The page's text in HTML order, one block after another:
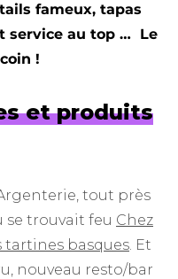
fameux, tapas
service au top … Le
!
et produits
tout près
se trouvait feu Chez
tartines basques. Et
nouveau resto/bar